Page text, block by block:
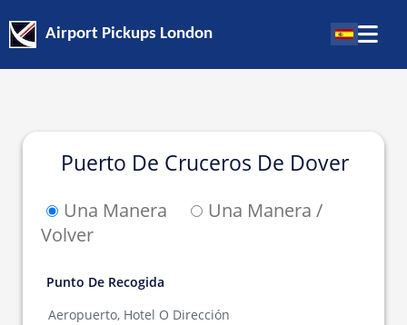
Airport Pickups London
Puerto De Cruceros De Dover
Una Manera
Una Manera /
Volver
Punto De Recogida